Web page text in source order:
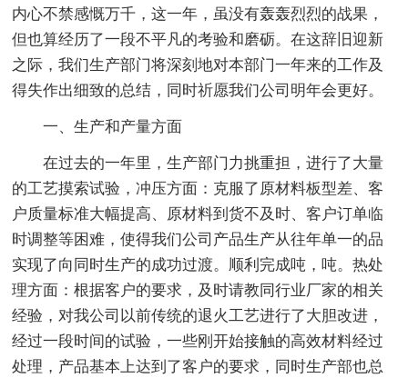
内心不禁感慨万千，这一年，虽没有轰轰烈烈的战果，
但也算经历了一段不平凡的考验和磨砺。在这辞旧迎新
之际，我们生产部门将深刻地对本部门一年来的工作及
得失作出细致的总结，同时祈愿我们公司明年会更好。
一、生产和产量方面
在过去的一年里，生产部门力挑重担，进行了大量
的工艺摸索试验，冲压方面：克服了原材料板型差、客
户质量标准大幅提高、原材料到货不及时、客户订单临
时调整等困难，使得我们公司产品生产从往年单一的品
实现了向同时生产的成功过渡。顺利完成吨，吨。热处
理方面：根据客户的要求，及时请教同行业厂家的相关
经验，对我公司以前传统的退火工艺进行了大胆改进，
经过一段时间的试验，一些刚开始接触的高效材料经过
处理，产品基本上达到了客户的要求，同时生产部也总